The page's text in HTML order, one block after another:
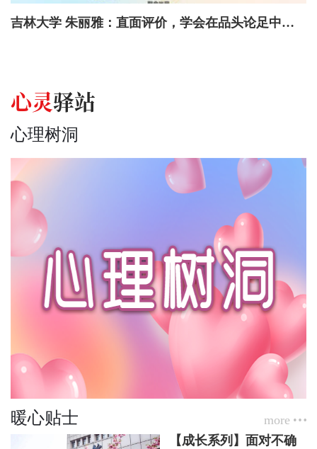
吉林大学 朱丽雅：直面评价，学会在品头论足中自洽
心灵驿站
心理树洞
暖心贴士
more
【成长系列】面对不确